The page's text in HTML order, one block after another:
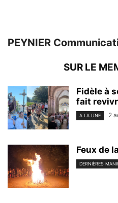
PEYNIER
SUR LE
Fidèle à
fait
A LA UNE 2
Feux de
DERNIÈRES